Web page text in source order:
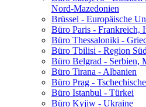
Nord-Mazedonien
Brüssel - Europäische
Büro Paris - Frankreich,
Büro Thessaloniki -
Büro Tbilisi - Region
Büro Belgrad - Serbien,
Büro Tirana - Albanien
Büro Prag -
Büro Istanbul - Türkei
Büro Kyjiw - Ukraine